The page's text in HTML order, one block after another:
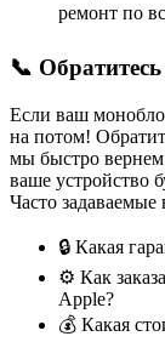
ремонт по
📞
Если ваш
на потом!
мы быстро
ваше устройство
Часто
🔒 Какая
⚙️ Как
Apple?
💰 Какая